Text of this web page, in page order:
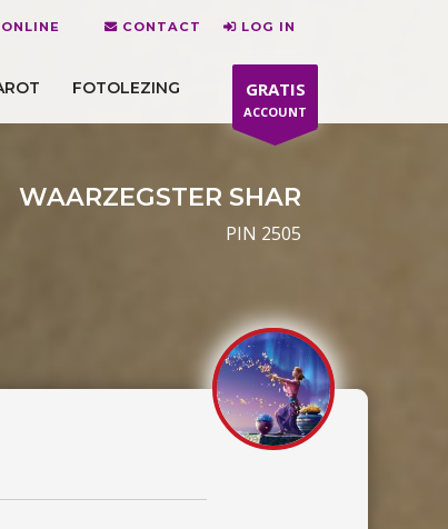
CONTACT LOG IN
FOTOLEZING GRATIS
ACCOUNT
WAARZEGSTER SHAR
PIN 2505